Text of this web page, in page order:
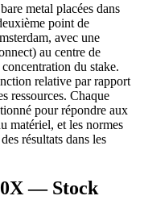
metal placées dans
point de
avec une
au centre de
du stake.
relative par rapport
ressources. Chaque
pour répondre aux
matériel, et les normes
résultats dans les
— Stock